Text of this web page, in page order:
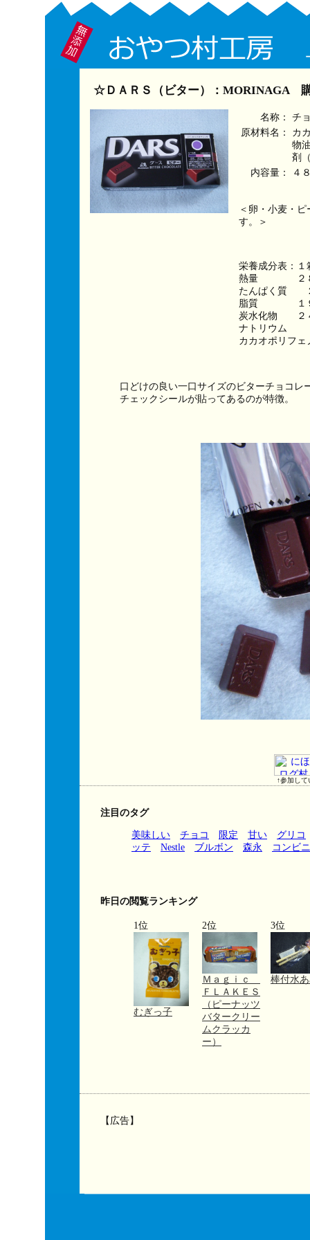
☆ＤＡＲＳ（ビター）：MORINAGA
名称：
チ
原材料名：
カ
物
剤
内容量：
４
＜卵・小麦・
す。＞
栄養成分表：１
熱量　　　　
たんぱく質　　
脂質　　　　１
炭水化物　　２
ナトリウム　　
カカオポリフ
口どけの良い一口サイズのビターチョコレ
チェックシールが貼ってあるのが特徴。
↑参加して
注目のタグ
美味しい チョコ 限定 甘い
グリコ
ッテ
Nestle ブルボン 森永 コンビニ
昨日の閲覧ランキング
1位
むぎっ子
2位
Ｍａｇｉｃ
ＦＬＡＫＥＳ
（ピーナッツ
バタークリー
ムクラッカ
ー）
3位
棒付水
【広告】